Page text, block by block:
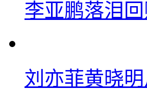
李亚鹏落泪
刘亦菲黄晓